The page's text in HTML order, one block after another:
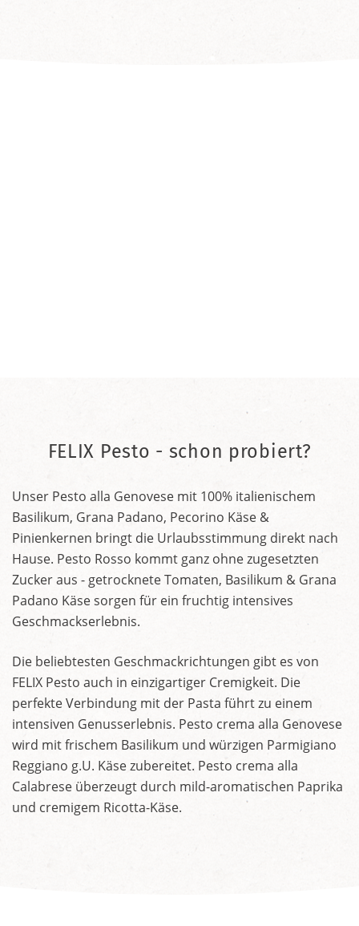
FELIX Pesto - schon probiert?
Unser Pesto alla Genovese mit 100% italienischem
Basilikum, Grana Padano, Pecorino Käse &
Pinienkernen bringt die Urlaubsstimmung direkt nach
Hause. Pesto Rosso kommt ganz ohne zugesetzten
Zucker aus - getrocknete Tomaten, Basilikum & Grana
Padano Käse sorgen für ein fruchtig intensives
Geschmackserlebnis.
Die beliebtesten Geschmackrichtungen gibt es von
FELIX Pesto auch in einzigartiger Cremigkeit. Die
perfekte Verbindung mit der Pasta führt zu einem
intensiven Genusserlebnis. Pesto crema alla Genovese
wird mit frischem Basilikum und würzigen Parmigiano
Reggiano g.U. Käse zubereitet. Pesto crema alla
Calabrese überzeugt durch mild-aromatischen Paprika
und cremigem Ricotta-Käse.